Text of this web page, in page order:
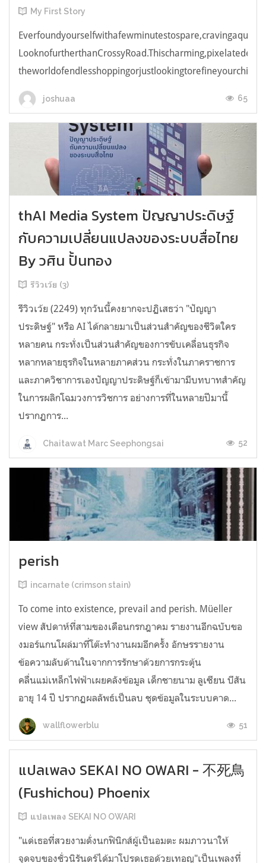
My First Story
joshuaa 65
thAI Media System ปัญญาประดิษฐ์
กับความเปลี่ยนแปลงของระบบสื่อไทย
By วศิน ปั้นทอง
รีวิวเว้ย (3)
รีวิวเว้ย (2249) ทุกวันนี้คงยากจะปฏิเสธว่า "ปัญญา
ประดิษฐ์" หรือ AI ได้กลายมาเป็นส่วนสำคัญของชีวิตใคร
หลายคน กระทั่งเป็นส่วนสำคัญของการขับเคลื่อนธุรกิจ
หลากหลายธุรกิจในหลายภาคส่วน กระทั่งในภาคราชการ
และภาควิชาการเองปัญญาประดิษฐ์ก็เข้ามามีบทบาทสำคัญ
ในการผลิกโฉมวงการวิชการ อย่างการที่ในหลายปีมานี้
ปรากฏการ...
Chaitawat Marc Seephongsai 52
perish
incarnate (crimson stain)
To come into existence, prevail and perish. Müeller
view สัปดาห์ที่สามของเดือนกรกฎาคม รายงานอีกฉบับขอ
งมอร์แกนโผล่มาที่โต๊ะทำงานผมอีกครั้ง อักษรรายงาน
ข้อความลับด้านในจากการรักษาด้วยการกระตุ้น
คลื่นแม่เหล็กไฟฟ้าเผยคลังข้อมูล เด็กชายนาม ลูเซียน บีสัน
อายุ 14 ปี ปรากฏผลลัพธ์เป็นลบ ชุดข้อมูลในระบบคาด...
wallflowerblu 51
แปลเพลง SEKAI NO OWARI - 不死鳥
(Fushichou) Phoenix
แปลเพลง SEKAI NO OWARI
"แด่เธอที่สวยงามดั่งนกฟินิกส์ผู้เป็นอมตะ ผมภาวนาให้
จุดจบของชั่วนิรันดร์ได้มาโปรดเธอด้วยเทอญ"เป็นเพลงที่